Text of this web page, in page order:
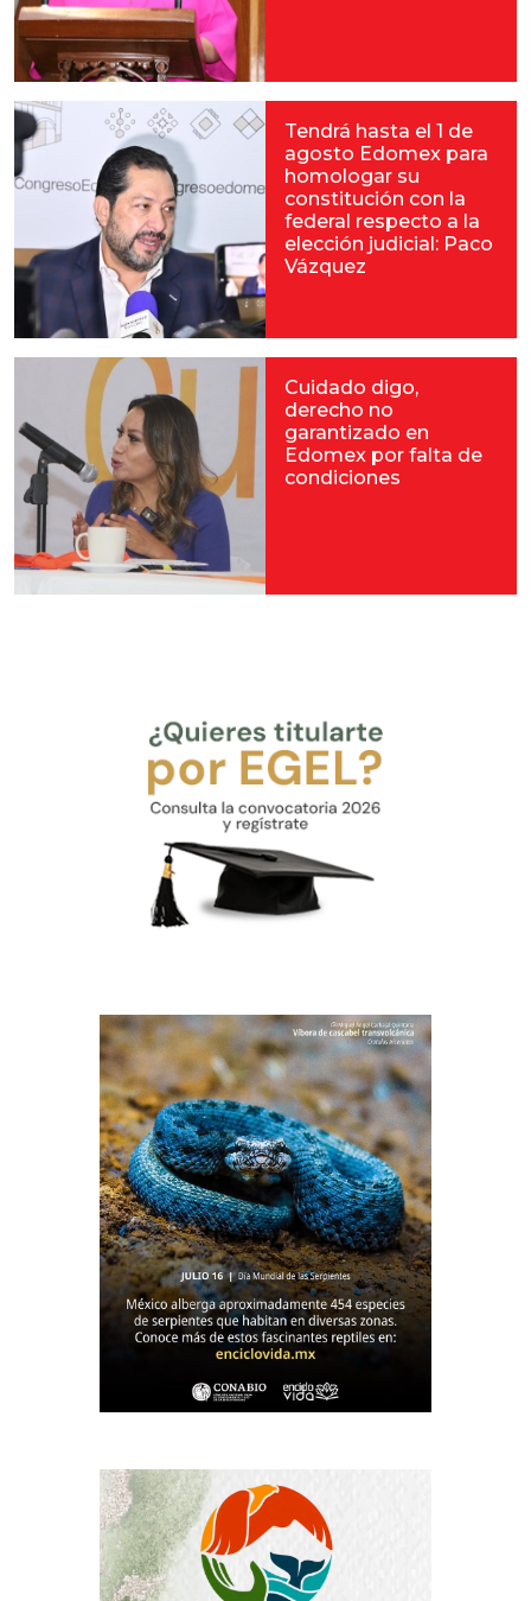
Tendrá hasta el 1 de
agosto Edomex para
homologar su
constitución con la
federal respecto a la
elección judicial: Paco
Vázquez
Cuidado digo,
derecho no
garantizado en
Edomex por falta de
condiciones